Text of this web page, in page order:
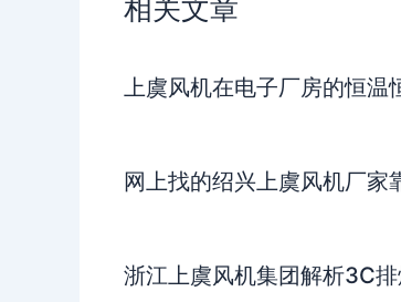
相关文章
上虞风机在电子厂房的恒温
网上找的绍兴上虞风机厂家
浙江上虞风机集团解析3C